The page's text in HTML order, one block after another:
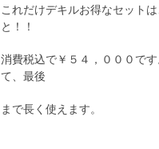
これだけデキルお得なセット
と！！
消費税込で￥５４，０００で
て、最後
まで長く使えます。